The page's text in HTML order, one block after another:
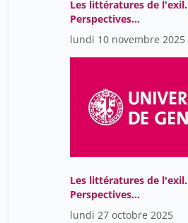
Les littératures de l'exil.
Perspectives
comparatistes
lundi 10 novembre 2025
Les littératures de l'exil.
Perspectives
comparatistes
lundi 27 octobre 2025